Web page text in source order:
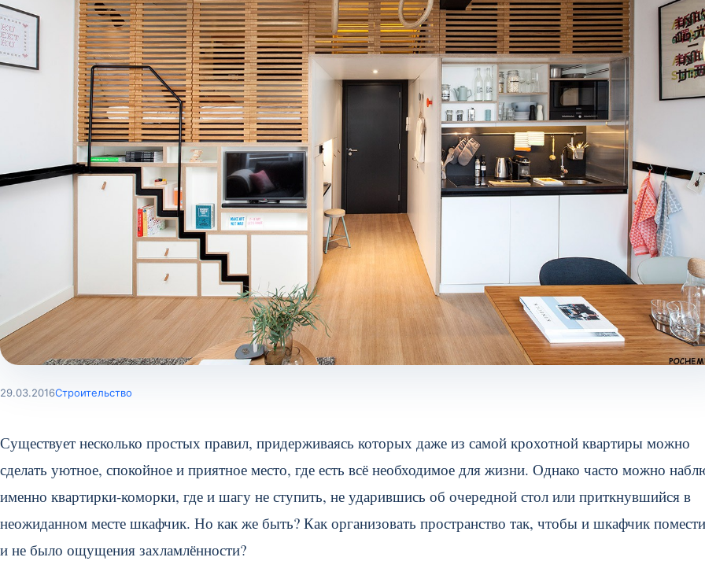
29.03.2016Строительство
Существует несколько простых правил, придерживаясь которых даже из самой крохотной квартиры можно
сделать уютное, спокойное и приятное место, где есть всё необходимое для жизни. Однако часто можно
именно квартирки-коморки, где и шагу не ступить, не ударившись об очередной стол или приткнувшийся в
неожиданном месте шкафчик. Но как же быть? Как организовать пространство так, чтобы и шкафчик
и не было ощущения захламлённости?